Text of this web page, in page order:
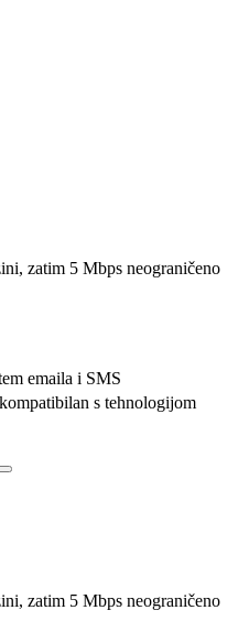
zatim 5 Mbps neograničeno
emaila i SMS
s tehnologijom
zatim 5 Mbps neograničeno